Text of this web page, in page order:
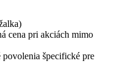
cena pri akciách mimo
povolenia špecifické pre